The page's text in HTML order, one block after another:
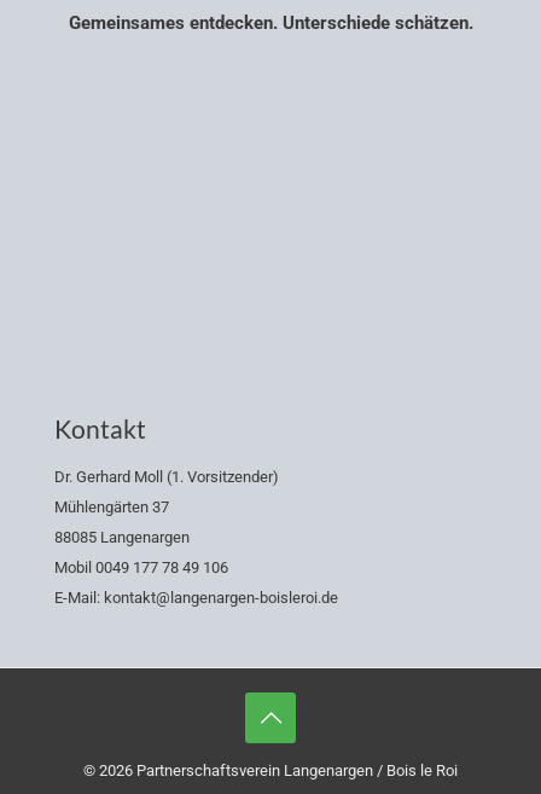
Gemeinsames entdecken. Unterschiede schätzen.
Kontakt
Dr. Gerhard Moll (1. Vorsitzender)
Mühlengärten 37
88085 Langenargen
Mobil 0049 177 78 49 106
E-Mail: kontakt@langenargen-boisleroi.de
© 2026 Partnerschaftsverein Langenargen / Bois le Roi